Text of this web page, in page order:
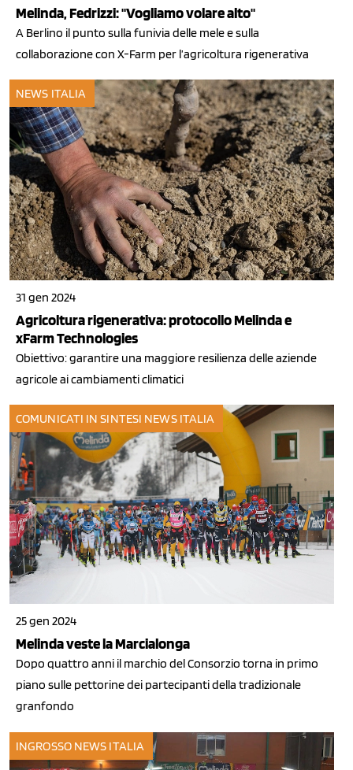
Melinda, Fedrizzi: "Vogliamo volare alto"
A Berlino il punto sulla funivia delle mele e sulla
collaborazione con X-Farm per l’agricoltura rigenerativa
NEWS ITALIA
31 gen 2024
Agricoltura rigenerativa: protocollo Melinda e
xFarm Technologies
Obiettivo: garantire una maggiore resilienza delle aziende
agricole ai cambiamenti climatici
COMUNICATI IN SINTESI NEWS ITALIA
25 gen 2024
Melinda veste la Marcialonga
Dopo quattro anni il marchio del Consorzio torna in primo
piano sulle pettorine dei partecipanti della tradizionale
granfondo
INGROSSO NEWS ITALIA